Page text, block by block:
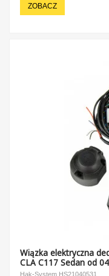
ZOBACZ
Wiązka elektryczna
CLA C117 Sedan od
Hak-System HS21040531